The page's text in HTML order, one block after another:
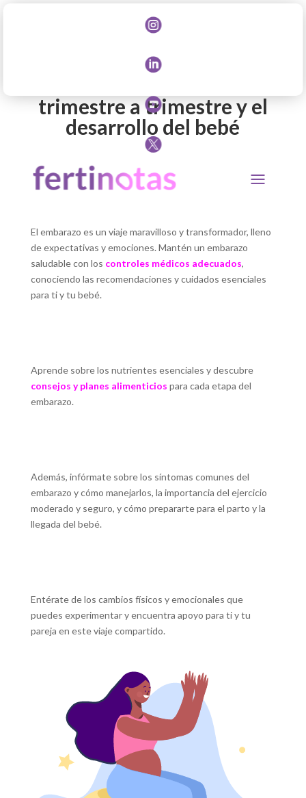




Tus notas sobre el
trimestre a trimestre y el
desarrollo del bebé
El embarazo es un viaje maravilloso y transformador, lleno
de expectativas y emociones. Mantén un embarazo
saludable con los controles médicos adecuados,
conociendo las recomendaciones y cuidados esenciales
para ti y tu bebé.
Aprende sobre los nutrientes esenciales y descubre
consejos y planes alimenticios para cada etapa del
embarazo.
Además, infórmate sobre los síntomas comunes del
embarazo y cómo manejarlos, la importancia del ejercicio
moderado y seguro, y cómo prepararte para el parto y la
llegada del bebé.
Entérate de los cambios físicos y emocionales que
puedes experimentar y encuentra apoyo para ti y tu
pareja en este viaje compartido.